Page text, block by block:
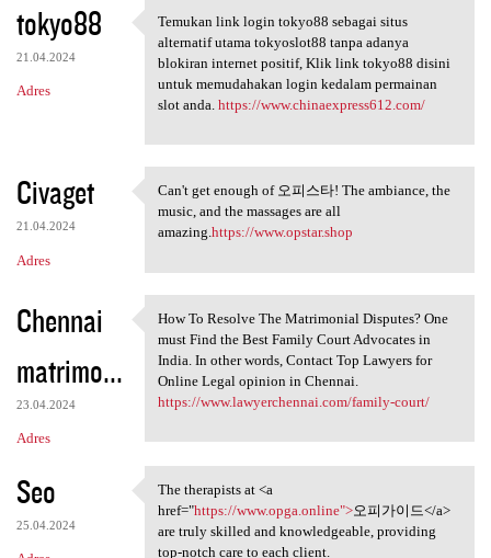
tokyo88
21.04.2024
Adres
Temukan link login tokyo88
Temukan link login tokyo88 sebagai situs
alternatif utama tokyoslot88 tanpa adanya
blokiran internet positif, Klik link tokyo88 disini
untuk memudahakan login kedalam permainan
slot anda. https://www.chinaexpress612.com/
Civaget
21.04.2024
Adres
Can't get enough of 오피스타! The
Can't get enough of 오피스타! The ambiance, the
music, and the massages are all
amazing.https://www.opstar.shop
Chennai
matrimo...
23.04.2024
Adres
How To Resolve The
How To Resolve The Matrimonial Disputes? One
must Find the Best Family Court Advocates in
India. In other words, Contact Top Lawyers for
Online Legal opinion in Chennai.
https://www.lawyerchennai.com/family-court/
Seo
25.04.2024
The therapists at <a href=
The therapists at <a
href="https://www.opga.online">오피가이드</a>
are truly skilled and knowledgeable, providing
top-notch care to each client.